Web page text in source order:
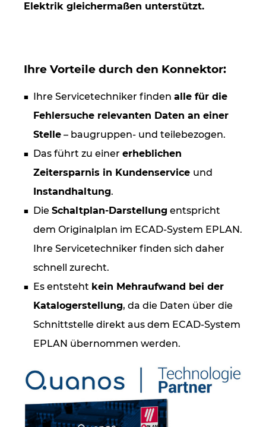
Elektrik gleichermaßen unterstützt.
Ihre Vorteile durch den Konnektor:
Ihre Servicetechniker finden alle für die
Fehlersuche relevanten Daten an einer
Stelle – baugruppen- und teilebezogen.
Das führt zu einer erheblichen
Zeitersparnis in Kundenservice und
Instandhaltung.
Die Schaltplan-Darstellung entspricht
dem Originalplan im ECAD-System EPLAN.
Ihre Servicetechniker finden sich daher
schnell zurecht.
Es entsteht kein Mehraufwand bei der
Katalogerstellung, da die Daten über die
Schnittstelle direkt aus dem ECAD-System
EPLAN übernommen werden.